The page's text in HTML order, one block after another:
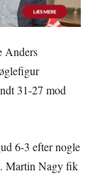
Anders
31-27 mod
6-3 efter nogle
Martin Nagy fik